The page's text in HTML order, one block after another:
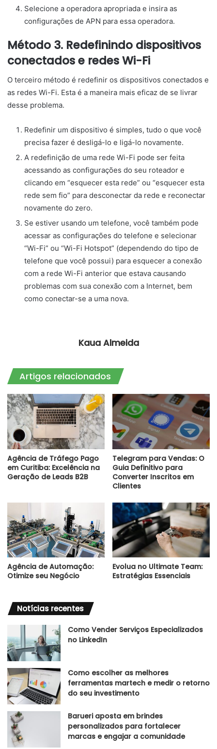
Selecione a operadora apropriada e insira as
configurações de APN para essa operadora.
Método 3. Redefinindo dispositivos
conectados e redes Wi-Fi
O terceiro método é redefinir os dispositivos conectados e
as redes Wi-Fi. Esta é a maneira mais eficaz de se livrar
desse problema.
Redefinir um dispositivo é simples, tudo o que você
precisa fazer é desligá-lo e ligá-lo novamente.
A redefinição de uma rede Wi-Fi pode ser feita
acessando as configurações do seu roteador e
clicando em “esquecer esta rede” ou “esquecer esta
rede sem fio” para desconectar da rede e reconectar
novamente do zero.
Se estiver usando um telefone, você também pode
acessar as configurações do telefone e selecionar
“Wi-Fi” ou “Wi-Fi Hotspot” (dependendo do tipo de
telefone que você possui) para esquecer a conexão
com a rede Wi-Fi anterior que estava causando
problemas com sua conexão com a Internet, bem
como conectar-se a uma nova.
Kaua Almeida
Artigos relacionados
Agência de Tráfego Pago
em Curitiba: Excelência na
Geração de Leads B2B
Telegram para Vendas: O
Guia Definitivo para
Converter Inscritos em
Clientes
Agência de Automação:
Otimize seu Negócio
Evolua no Ultimate Team:
Estratégias Essenciais
Notícias recentes
Como Vender Serviços Especializados
no LinkedIn
Como escolher as melhores
ferramentas martech e medir o retorno
do seu investimento
Barueri aposta em brindes
personalizados para fortalecer
marcas e engajar a comunidade